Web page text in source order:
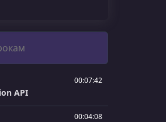
00:07:42
API
00:04:08